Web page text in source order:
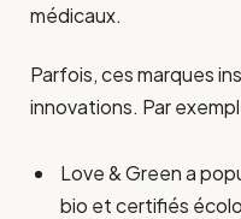
médicaux.
Parfois, ces marques
innovations. Par
Love & Green a
bio et certifiés